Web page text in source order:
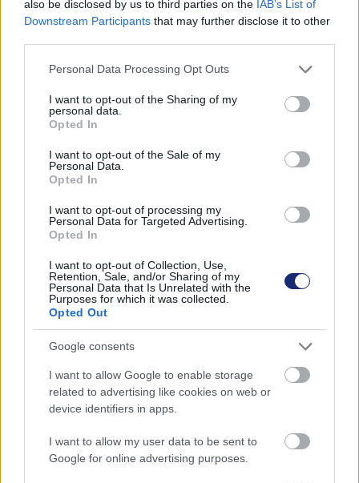
also be disclosed by us to third parties on the IAB’s List of
Downstream Participants that may further disclose it to other
Please note that this website/app uses one or more Google
not limited to your visit or usage behaviour. You may click to
grant or deny consent to Google and its third-party tags to
use your data for below specified purposes in below Google
consent section.
Personal Data Processing Opt Outs
I want to opt-out of the Sharing of my
personal data.
Opted In
I want to opt-out of the Sale of my
Personal Data.
Opted In
I want to opt-out of processing my
Personal Data for Targeted Advertising.
Opted In
I want to opt-out of Collection, Use,
Retention, Sale, and/or Sharing of my
Personal Data that Is Unrelated with the
Purposes for which it was collected.
Opted Out
Google consents
I want to allow Google to enable storage
related to advertising like cookies on web or
device identifiers in apps.
I want to allow my user data to be sent to
Google for online advertising purposes.
kétszer is megteszi. Ezen sofőrök 63 százaléka férfi,
valamint 68 százaléka diplomás. A válaszadók 14
csoportba, akik csak akkor szervizeltetik az autót, ha
már nagyon muszáj.